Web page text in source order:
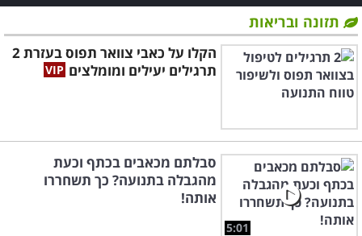
תזונה ובריאות
הקלו על כאבי צוואר תפוס בעזרת 2
תרגילים יעילים ומומלצים
5:01
סבלתם מכאבים בכתף וכעת
מהגבלה בתנועה? כך תשחררו
אותה!